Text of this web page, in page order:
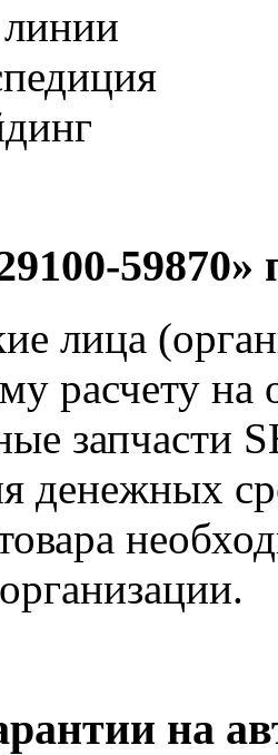
59870»
лица
расчету на
запчасти
денежных
на